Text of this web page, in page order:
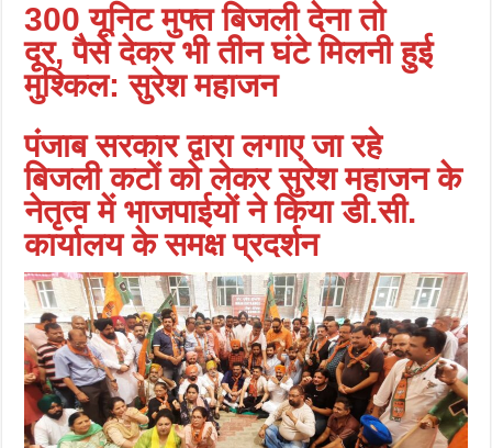
300 यूनिट मुफ्त बिजली देना तो
दूर, पैसे देकर भी तीन घंटे मिलनी हुई
मुश्किल: सुरेश महाजन
पंजाब सरकार द्वारा लगाए जा रहे
बिजली कटों को लेकर सुरेश महाजन के
नेतृत्व में भाजपाईयों ने किया डी.सी.
कार्यालय के समक्ष प्रदर्शन